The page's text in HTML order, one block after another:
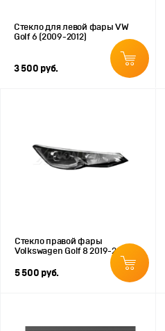
Стекло для левой фары VW
Golf 6 (2009-2012)
3 500 руб.
Стекло правой фары
Volkswagen Golf 8 2019-2024
5 500 руб.